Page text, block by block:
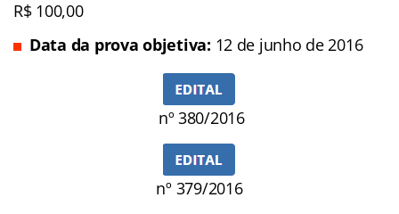
R$ 100,00
Data da prova objetiva: 12 de junho de 2016
nº 380/2016
nº 379/2016